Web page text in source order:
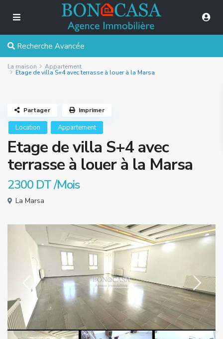
Recherche Avancée
La maison Appartement
Etage de villa S+4 avec terrasse à louer à la Marsa
Location Appartement
Etage de villa S+4 avec
terrasse à louer à la Marsa
2300 DT/Mois
La Marsa
Partager Imprimer